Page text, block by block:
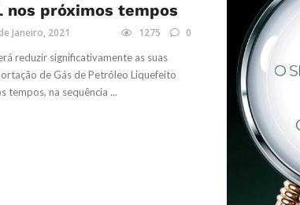
nos próximos tempos
Janeiro, 2021 1275 0
reduzir significativamente as suas
de Gás de Petróleo Liquefeito
tempos, na sequência ...